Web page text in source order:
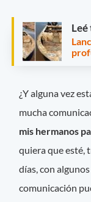
¿Y alguna vez
mucha
mis hermanos
quiera que esté,
días, con
comunicación